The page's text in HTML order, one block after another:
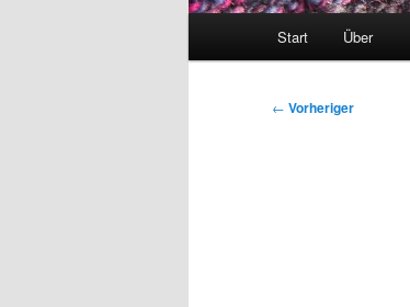
Start Über
Beitragsnavigation
← Vorheriger